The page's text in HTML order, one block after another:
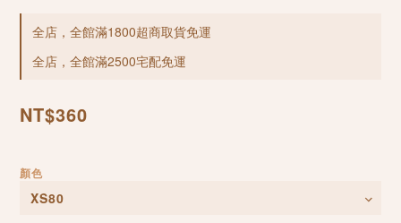
全店，全館滿1800超商取貨免運
全店，全館滿2500宅配免運
NT$360
顏色